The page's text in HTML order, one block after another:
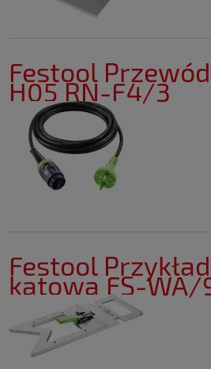
Festool
H05 RN-F4/3
Festool
kątowa FS-WA/